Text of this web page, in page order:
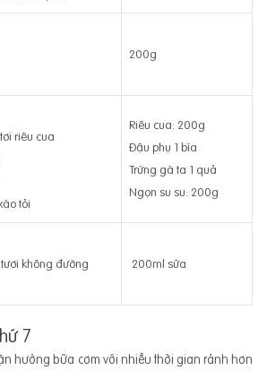
200g
riêu cua
tỏi
Riêu cua: 200g
Đậu phụ 1 bìa
Trứng gà ta 1 quả
Ngọn su su: 200g
không đường 200ml sữa
7
hưởng bữa cơm với nhiều thời gian rảnh hơn